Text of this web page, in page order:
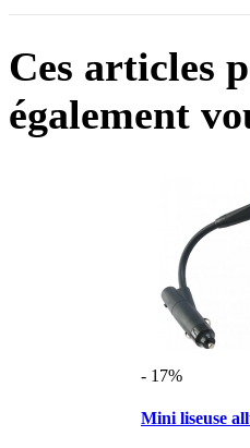
Ces articles
également
- 17%
Mini liseuse